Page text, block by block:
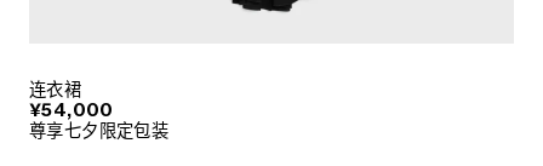
连衣裙
¥54,000
尊享七夕限定包装